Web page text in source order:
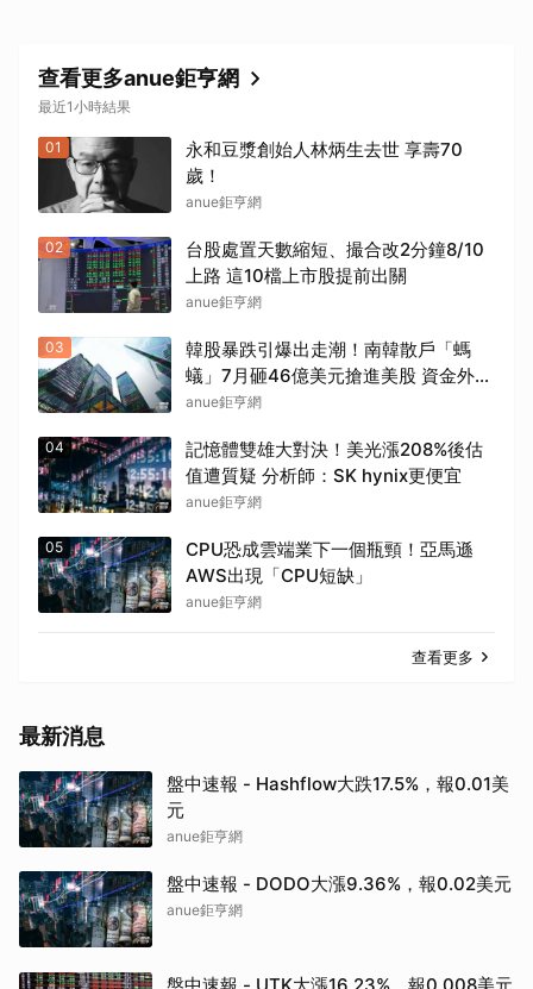
查看更多anue鉅亨網
最近1小時結果
01
永和豆漿創始人林炳生去世 享壽70
歲！
anue鉅亨網
02
台股處置天數縮短、撮合改2分鐘8/10
上路 這10檔上市股提前出關
anue鉅亨網
03
韓股暴跌引爆出走潮！南韓散戶「螞
蟻」7月砸46億美元搶進美股 資金外流
考驗韓元
anue鉅亨網
04
記憶體雙雄大對決！美光漲208%後估
值遭質疑 分析師：SK hynix更便宜
anue鉅亨網
05
CPU恐成雲端業下一個瓶頸！亞馬遜
AWS出現「CPU短缺」
anue鉅亨網
查看更多
最新消息
盤中速報 - Hashflow大跌17.5%，報0.01美
元
anue鉅亨網
盤中速報 - DODO大漲9.36%，報0.02美元
anue鉅亨網